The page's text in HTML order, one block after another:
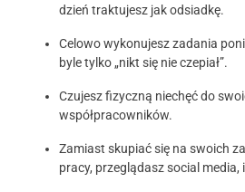
dzień traktujesz jak odsiadkę.
Celowo wykonujesz zadania
byle tylko „nikt się nie czepiał”.
Czujesz fizyczną niechęć do
współpracowników.
Zamiast skupiać się na swoich
pracy, przeglądasz social media,